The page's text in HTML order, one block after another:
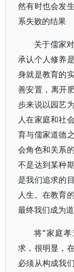
然有时也会发
系失败的结果
关于儒家
承认个人修养
身就是教育的
善安置，离开
步来说以园艺
人在家庭和社
育与儒家道德
会角色和关系
不是达到某种
是我们追求的
人生。在教育
最终我们成为道
将“家庭
求，很明显，
必须从构成我